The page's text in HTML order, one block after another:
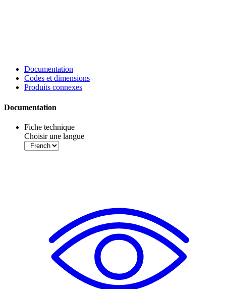
Documentation
Codes et dimensions
Produits connexes
Documentation
Fiche technique
Choisir une langue